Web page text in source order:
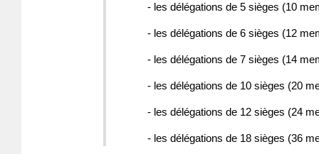
- les délégations de 5 sièges (10
- les délégations de 6 sièges (12
- les délégations de 7 sièges (14
- les délégations de 10 sièges (20
- les délégations de 12 sièges (24
- les délégations de 18 sièges (36